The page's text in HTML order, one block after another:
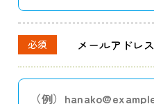
必須 メールアドレス